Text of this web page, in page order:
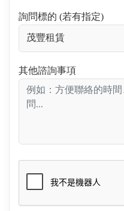
詢問標的 (若有指定)
其他諮詢事項